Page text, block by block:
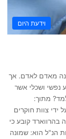
וידעת היום
מאדם לאדם. אך
ושכלי אשר
מתוך:
צוות חוקרים
קובע כי
הנ"ל הוא: שמונה